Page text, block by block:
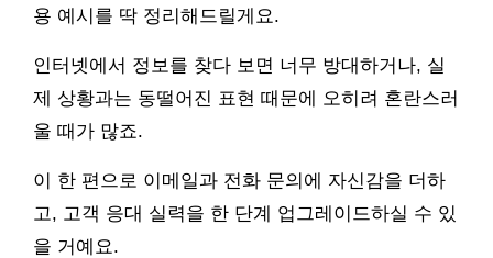
용 예시를 딱 정리해드릴게요.
인터넷에서 정보를 찾다 보면 너무 방대하거나, 실
제 상황과는 동떨어진 표현 때문에 오히려 혼란스러
울 때가 많죠.
이 한 편으로 이메일과 전화 문의에 자신감을 더하
고, 고객 응대 실력을 한 단계 업그레이드하실 수 있
을 거예요.